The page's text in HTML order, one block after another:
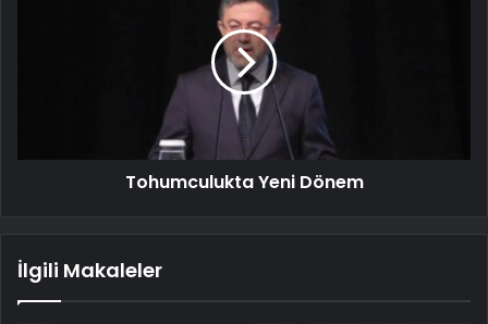
Tohumculukta Yeni Dönem
İlgili Makaleler